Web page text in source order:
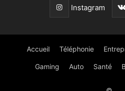
Instagram
Accueil Téléphonie
Gaming Auto Santé